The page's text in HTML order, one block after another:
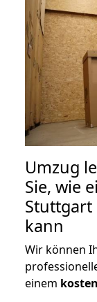
Umzug
Sie, wie
Stuttgart
kann
Wir können
einem